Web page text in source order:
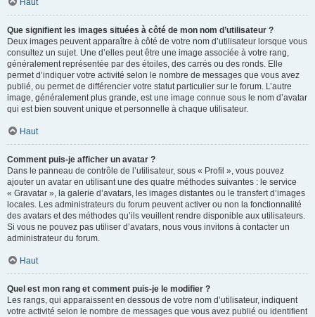
Haut
Que signifient les images situées à côté de mon nom d’utilisateur ?
Deux images peuvent apparaître à côté de votre nom d’utilisateur lorsque vous
consultez un sujet. Une d’elles peut être une image associée à votre rang,
généralement représentée par des étoiles, des carrés ou des ronds. Elle
permet d’indiquer votre activité selon le nombre de messages que vous avez
publié, ou permet de différencier votre statut particulier sur le forum. L’autre
image, généralement plus grande, est une image connue sous le nom d’avatar
qui est bien souvent unique et personnelle à chaque utilisateur.
Haut
Comment puis-je afficher un avatar ?
Dans le panneau de contrôle de l’utilisateur, sous « Profil », vous pouvez
ajouter un avatar en utilisant une des quatre méthodes suivantes : le service
« Gravatar », la galerie d’avatars, les images distantes ou le transfert d’images
locales. Les administrateurs du forum peuvent activer ou non la fonctionnalité
des avatars et des méthodes qu’ils veuillent rendre disponible aux utilisateurs.
Si vous ne pouvez pas utiliser d’avatars, nous vous invitons à contacter un
administrateur du forum.
Haut
Quel est mon rang et comment puis-je le modifier ?
Les rangs, qui apparaissent en dessous de votre nom d’utilisateur, indiquent
votre activité selon le nombre de messages que vous avez publié ou identifient